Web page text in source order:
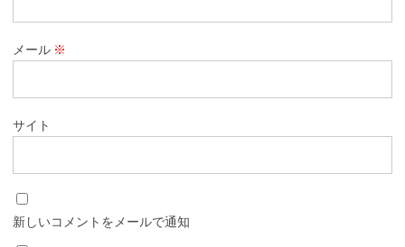
メール ※
サイト
新しいコメントをメールで通知